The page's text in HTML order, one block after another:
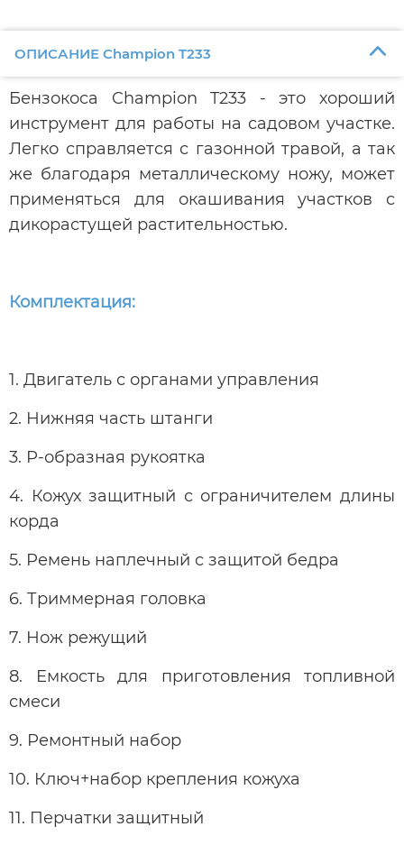
ОПИСАНИЕ Champion T233
Бензокоса Champion T233 - это хороший
инструмент для работы на садовом участке.
Легко справляется с газонной травой, а так
же благодаря металлическому ножу, может
применяться для окашивания участков с
дикорастущей растительностью.
Комплектация:
1. Двигатель с органами управления
2. Нижняя часть штанги
3. Р-образная рукоятка
4. Кожух защитный с ограничителем длины
корда
5. Ремень наплечный с защитой бедра
6. Триммерная головка
7. Нож режущий
8. Емкость для приготовления топливной
смеси
9. Ремонтный набор
10. Ключ+набор крепления кожуха
11. Перчатки защитный